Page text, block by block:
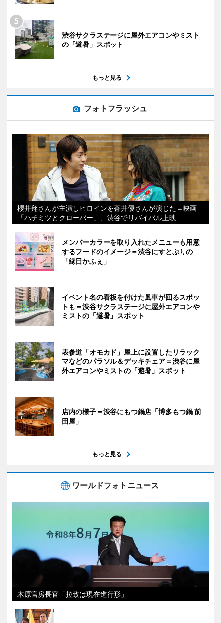
渋谷サクラステージに屋外エアコンやミスト
の「避暑」スポット
もっと見る
フォトフラッシュ
櫻井翔さんが主演しヒロインを蒼井優さんが演じた＝映画
「ハチミツとクローバー」、渋谷でリバイバル上映
メンバーカラーを取り入れたメニューも用意
するフードのイメージ＝渋谷にすとぷりの
「縁日かふぇ」
イベント名の看板を付けた風車が回るスポッ
トも＝渋谷サクラステージに屋外エアコンや
ミストの「避暑」スポット
表参道「オモカド」屋上に設置したリラック
マなどのパラソル＆デッキチェア＝渋谷に屋
外エアコンやミストの「避暑」スポット
店内の様子＝渋谷にもつ鍋店「博多もつ鍋 前
田屋」
もっと見る
ワールドフォトニュース
木原官房長官「拉致は現在進行形」